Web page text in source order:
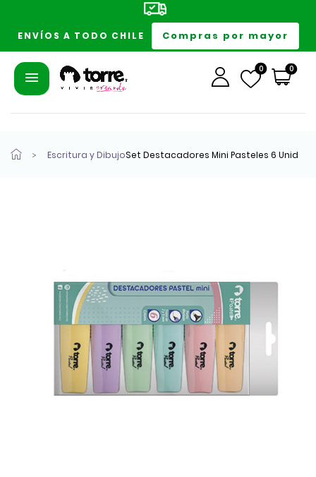
ENVÍOS A TODO CHILE Compras por mayor
0 0
Escritura y DibujoSet Destacadores Mini Pasteles 6 Unid